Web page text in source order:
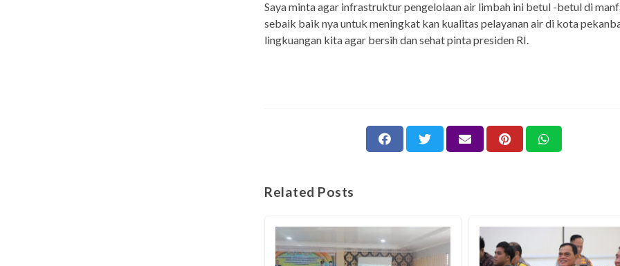
Saya minta agar infrastruktur pengelolaan air limbah ini betul -betul di
sebaik baik nya untuk meningkat kan kualitas pelayanan air di kota
lingkuangan kita agar bersih dan sehat pinta presiden RI.
Related Posts